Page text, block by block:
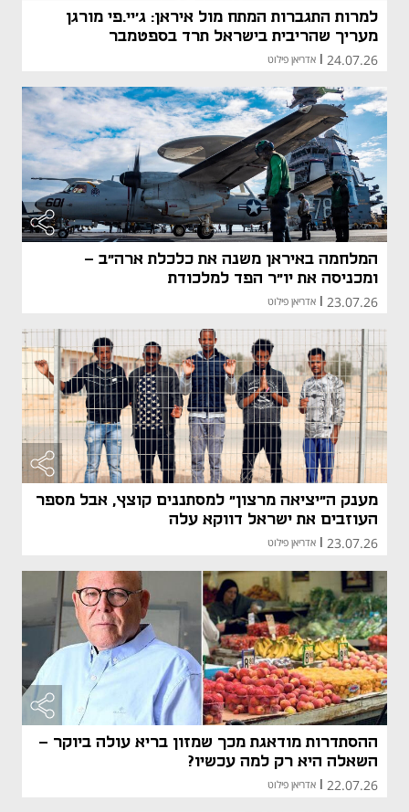
למרות התגברות המתח מול איראן: ג'יי.פי מורגן
מעריך שהריבית בישראל תרד בספטמבר
24.07.26
| אדריאן פילוט
המלחמה באיראן משנה את כלכלת ארה"ב -
ומכניסה את יו"ר הפד למלכודת
23.07.26
| אדריאן פילוט
מענק ה"יציאה מרצון" למסתננים קוצץ, אבל מספר
העוזבים את ישראל דווקא עלה
23.07.26 אדריאן פילוט
ההסתדרות מודאגת מכך שמזון בריא עולה ביוקר -
השאלה היא רק למה עכשיו?
22.07.26 אדריאן פילוט